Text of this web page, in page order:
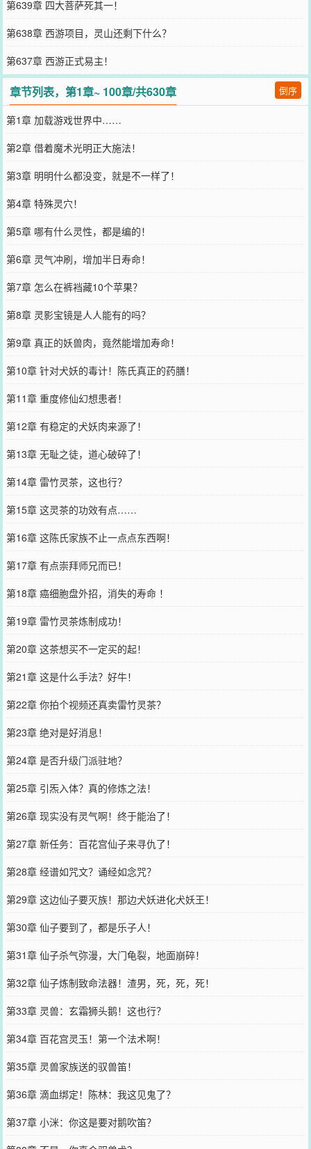
第639章 四大菩萨死其一！
第638章 西游项目，灵山还剩下什么？
第637章 西游正式易主！
章节列表，第1章~ 100章/共630章 倒序
第1章 加载游戏世界中……
第2章 借着魔术光明正大施法！
第3章 明明什么都没变，就是不一样了！
第4章 特殊灵穴！
第5章 哪有什么灵性，都是编的！
第6章 灵气冲刷，增加半日寿命！
第7章 怎么在裤裆藏10个苹果？
第8章 灵影宝镜是人人能有的吗？
第9章 真正的妖兽肉，竟然能增加寿命！
第10章 针对犬妖的毒计！陈氏真正的药膳！
第11章 重度修仙幻想患者！
第12章 有稳定的犬妖肉来源了！
第13章 无耻之徒，道心破碎了！
第14章 雷竹灵茶，这也行？
第15章 这灵茶的功效有点……
第16章 这陈氏家族不止一点点东西啊！
第17章 有点崇拜师兄而已！
第18章 癌细胞盘外招，消失的寿命 ！
第19章 雷竹灵茶炼制成功！
第20章 这茶想买不一定买的起！
第21章 这是什么手法？好牛！
第22章 你拍个视频还真卖雷竹灵茶？
第23章 绝对是好消息！
第24章 是否升级门派驻地？
第25章 引炁入体？真的修炼之法！
第26章 现实没有灵气啊！终于能治了！
第27章 新任务：百花宫仙子来寻仇了！
第28章 经谱如咒文？诵经如念咒？
第29章 这边仙子要灭族！那边犬妖进化犬妖王！
第30章 仙子要到了，都是乐子人！
第31章 仙子杀气弥漫，大门龟裂，地面崩碎！
第32章 仙子炼制致命法器！渣男，死，死，死！
第33章 灵兽：玄霜狮头鹅！这也行？
第34章 百花宫灵玉！第一个法术啊！
第35章 灵兽家族送的驭兽笛！
第36章 滴血绑定！陈林：我这见鬼了？
第37章 小洣：你这是要对鹅吹笛？